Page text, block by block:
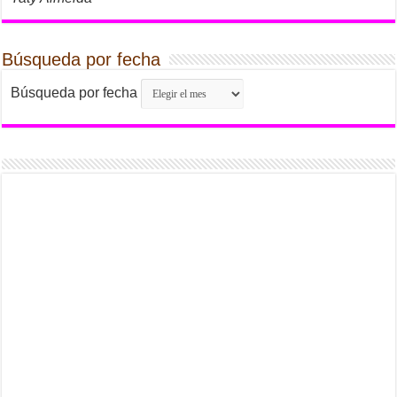
Búsqueda por fecha
Búsqueda por fecha